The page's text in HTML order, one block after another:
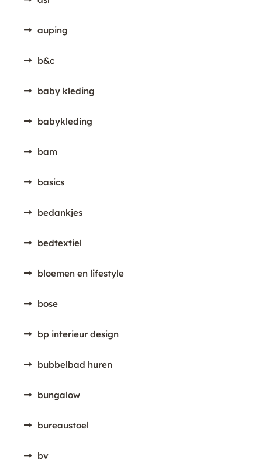
auping
b&c
baby kleding
babykleding
bam
basics
bedankjes
bedtextiel
bloemen en lifestyle
bose
bp interieur design
bubbelbad huren
bungalow
bureaustoel
bv